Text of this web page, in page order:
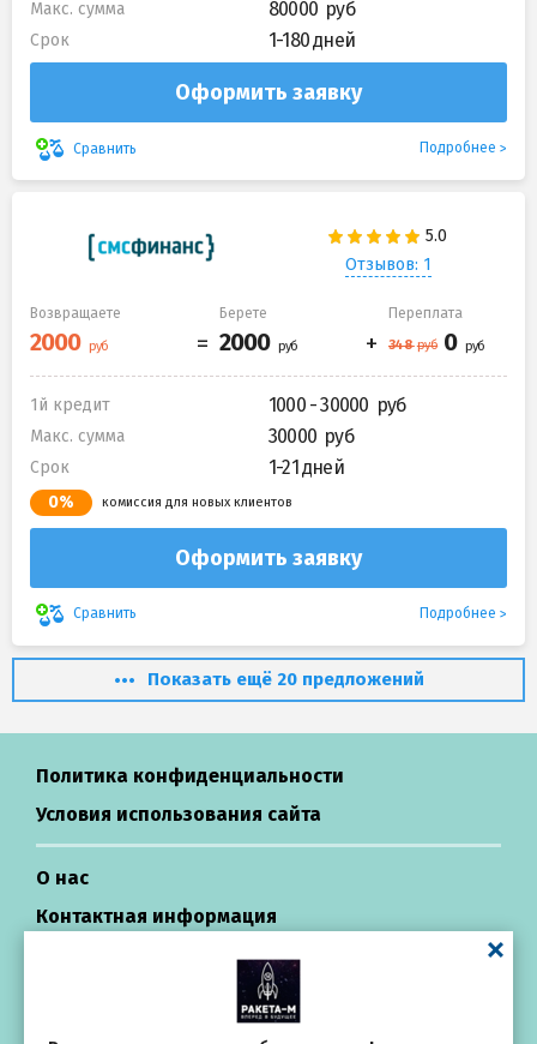
Макс. сумма 80000
Срок 1-180 дней
Оформить заявку
Сравнить Подробнее
Отзывов: 1
Возвращаете Берете Переплата
1й кредит 1000 - 30000
Макс. сумма 30000
Срок 1-21 дней
0% комиссия для новых клиентов
Оформить заявку
Сравнить Подробнее
Показать ещё 20 предложений
Политика конфиденциальности
Условия использования сайта
О нас
Контактная информация